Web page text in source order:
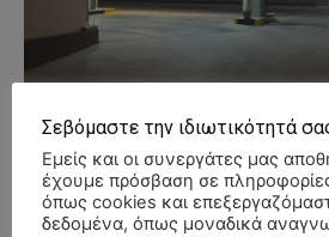
Σεβόμαστε την ιδιωτικότητά
Εμείς και οι συνεργάτες μας
έχουμε πρόσβαση σε
όπως cookies και
δεδομένα, όπως μοναδικά